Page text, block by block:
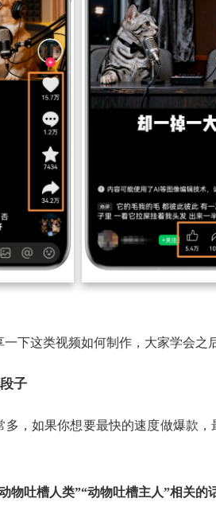
下这类视频如何制作，大家学会之
子
多，如果你想要最快的速度做爆款
物吐槽人类”“动物吐槽主人”相关的